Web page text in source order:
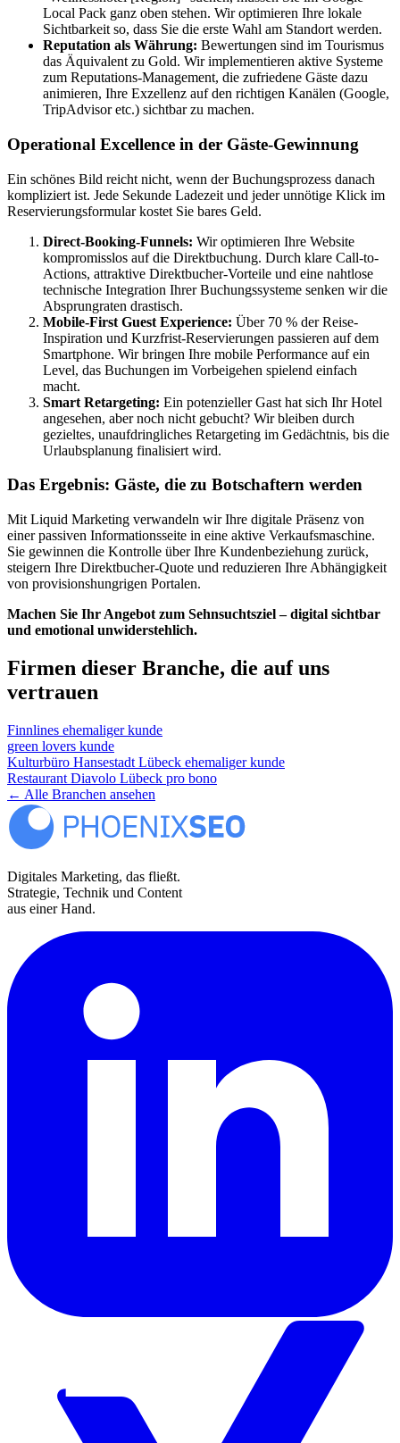
Local Pack ganz oben stehen. Wir optimieren Ihre lokale
Sichtbarkeit so, dass Sie die erste Wahl am Standort werden.
Reputation als Währung: Bewertungen sind im Tourismus
das Äquivalent zu Gold. Wir implementieren aktive Systeme
zum Reputations-Management, die zufriedene Gäste dazu
animieren, Ihre Exzellenz auf den richtigen Kanälen (Google,
TripAdvisor etc.) sichtbar zu machen.
Operational Excellence in der Gäste-Gewinnung
Ein schönes Bild reicht nicht, wenn der Buchungsprozess danach
kompliziert ist. Jede Sekunde Ladezeit und jeder unnötige Klick im
Reservierungsformular kostet Sie bares Geld.
Direct-Booking-Funnels: Wir optimieren Ihre Website
kompromisslos auf die Direktbuchung. Durch klare Call-to-
Actions, attraktive Direktbucher-Vorteile und eine nahtlose
technische Integration Ihrer Buchungssysteme senken wir die
Absprungraten drastisch.
Mobile-First Guest Experience: Über 70 % der Reise-
Inspiration und Kurzfrist-Reservierungen passieren auf dem
Smartphone. Wir bringen Ihre mobile Performance auf ein
Level, das Buchungen im Vorbeigehen spielend einfach
macht.
Smart Retargeting: Ein potenzieller Gast hat sich Ihr Hotel
angesehen, aber noch nicht gebucht? Wir bleiben durch
gezieltes, unaufdringliches Retargeting im Gedächtnis, bis die
Urlaubsplanung finalisiert wird.
Das Ergebnis: Gäste, die zu Botschaftern werden
Mit Liquid Marketing verwandeln wir Ihre digitale Präsenz von
einer passiven Informationsseite in eine aktive Verkaufsmaschine.
Sie gewinnen die Kontrolle über Ihre Kundenbeziehung zurück,
steigern Ihre Direktbucher-Quote und reduzieren Ihre Abhängigkeit
von provisionshungrigen Portalen.
Machen Sie Ihr Angebot zum Sehnsuchtsziel – digital sichtbar
und emotional unwiderstehlich.
Firmen dieser Branche, die auf uns
vertrauen
Finnlines ehemaliger kunde
green lovers kunde
Kulturbüro Hansestadt Lübeck ehemaliger kunde
Restaurant Diavolo Lübeck pro bono
← Alle Branchen ansehen
Digitales Marketing, das fließt.
Strategie, Technik und Content
aus einer Hand.